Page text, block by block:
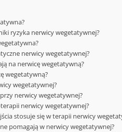
ryzyka nerwicy wegetatywnej?
nerwicy wegetatywnej?
na nerwicę wegetatywną?
wegetatywną?
wegetatywnej?
nerwicy wegetatywnej?
nerwicy wegetatywnej?
stosuje się w terapii nerwicy
pomagają w nerwicy wegetatywnej?